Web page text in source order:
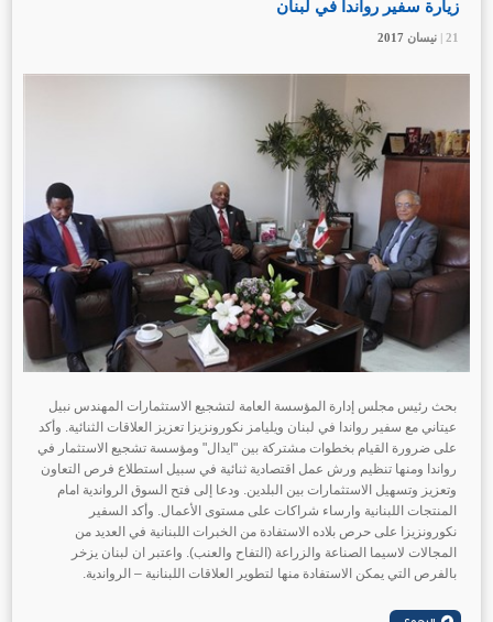
21 | نيسان
زيارة سفير رواندا في لبنان
21 | نيسان 21 | نيسان
بحث رئيس مجلس إدارة المؤسسة العامة لتشجيع الاستثمارات المهندس نبيل
عيتاني مع سفير رواندا في لبنان ويليامز نكورونزيزا تعزيز العلاقات الثنائية. وأكد
على ضرورة القيام بخطوات مشتركة بين "ايدال" ومؤسسة تشجيع الاستثمار في
رواندا ومنها تنظيم ورش عمل اقتصادية ثنائية في سبيل استطلاع فرص التعاون
وتعزيز وتسهيل الاستثمارات بين البلدين. ودعا إلى فتح السوق الرواندية امام
المنتجات اللبنانية وارساء شراكات على مستوى الأعمال. وأكد السفير
نكورونزيزا على حرص بلاده الاستفادة من الخبرات اللبنانية في العديد من
المجالات لاسيما الصناعة والزراعة (التفاح والعنب). واعتبر ان لبنان يزخر
بالفرص التي يمكن الاستفادة منها لتطوير العلاقات اللبنانية – الرواندية.